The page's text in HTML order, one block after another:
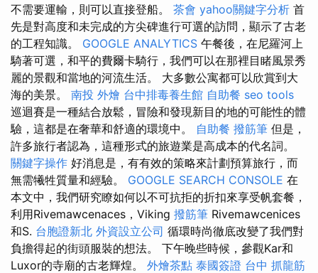
不需要運輸，則可以直接登船。 茶會 yahoo關鍵字分析 首
先是對高度和未完成的方尖碑進行可選的訪問，顯示了古老
的工程知識。 GOOGLE ANALYTICS 午餐後，在尼羅河上
騎著可選，和平的費爾卡騎行，我們可以在那裡目睹風景秀
麗的景觀和當地的河流生活。 大多數公寓都可以欣賞到大
海的美景。 南投 外燴 台中排毒養生館 自助餐 seo tools
巡迴賽是一種結合放鬆，冒險和發現新目的地的可能性的體
驗，這都是在奢華和舒適的環境中。 自助餐 撥筋筆 但是，
許多旅行者認為，這種形式的旅遊業是高成本的代名詞。
關鍵字操作 好消息是，有有效的策略來計劃預算旅行，而
無需犧牲質量和經驗。 GOOGLE SEARCH CONSOLE 在
本文中，我們研究瞭如何以不可抗拒的折扣來享受帆套餐，
利用Rivemawcenaces，Viking 撥筋筆 Rivemawcenices
和S. 台胞證新北 外資設立公司 循環時尚徹底改變了我們對
負擔得起的街頭服裝的想法。 下午晚些時候，參觀Kar和
Luxor的寺廟的古老輝煌。 外燴茶點 泰國簽證 台中 抓龍筋